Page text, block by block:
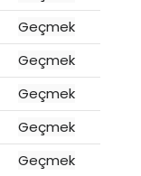
Geçmek
Geçmek
Geçmek
Geçmek
Geçmek